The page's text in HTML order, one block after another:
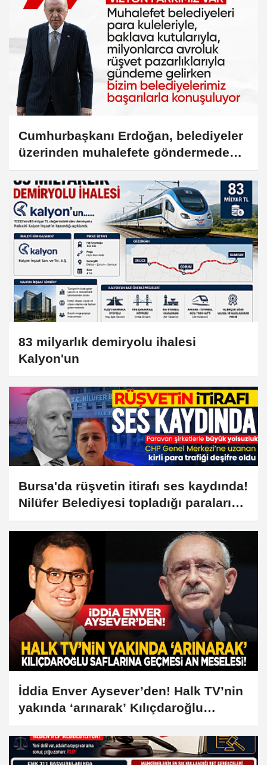
Cumhurbaşkanı Erdoğan, belediyeler
üzerinden muhalefete göndermede
bulundu
83 milyarlık demiryolu ihalesi
Kalyon'un
Bursa'da rüşvetin itirafı ses kaydında!
Nilüfer Belediyesi topladığı paraları
CHP Genel Merkezi'ne göndermiş
İddia Enver Aysever’den! Halk TV’nin
yakında ‘arınarak’ Kılıçdaroğlu
saflarına geçmesi an meselesi!